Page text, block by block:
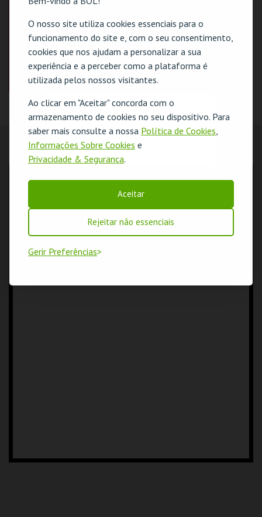
O nosso site utiliza cookies essenciais para o
funcionamento do site e, com o seu consentimento,
cookies que nos ajudam a personalizar a sua
experiência e a perceber como a plataforma é
utilizada pelos nossos visitantes.
Ao clicar em "Aceitar" concorda com o
armazenamento de cookies no seu dispositivo. Para
saber mais consulte a nossa Política de Cookies,
Informações Sobre Cookies e
Privacidade & Segurança.
Aceitar
Rejeitar não essenciais
Gerir Preferências
COMPRAR COMPRAR
CARTÃO DE AMIGO
CINETEATRO
LOULETANO
AQUISIÇÃO 2026
LOCALIZAÇÃO
MORADA
Avenida José da Costa Mealha
COORDENADAS GPS
O evento escolhido não está disponível
OK